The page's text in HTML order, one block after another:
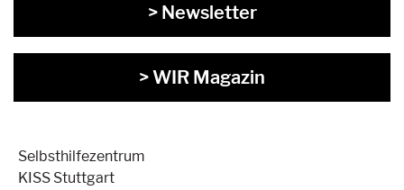
> Newsletter
> WIR Magazin
Selbsthilfezentrum
KISS Stuttgart